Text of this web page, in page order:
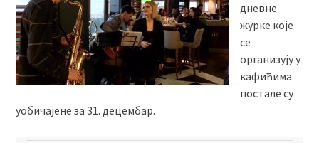
дневне
журке које
се
организују у
кафићима
постале су
уобичајене за 31. децембар.